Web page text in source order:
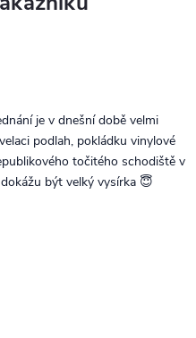
je v dnešní době velmi
podlah, pokládku vinylové
točitého schodiště v
být velký vysírka 😇